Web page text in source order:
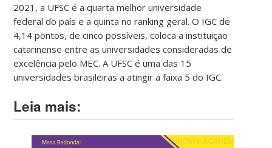
2021, a UFSC é a quarta melhor universidade
federal do país e a quinta no ranking geral. O IGC de
4,14 pontos, de cinco possíveis, coloca a instituição
catarinense entre as universidades consideradas de
excelência pelo MEC. A UFSC é uma das 15
universidades brasileiras a atingir a faixa 5 do IGC.
Leia mais: